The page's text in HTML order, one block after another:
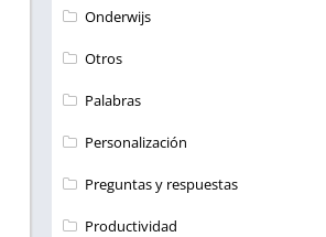
Onderwijs
Otros
Palabras
Personalización
Preguntas y respuestas
Productividad